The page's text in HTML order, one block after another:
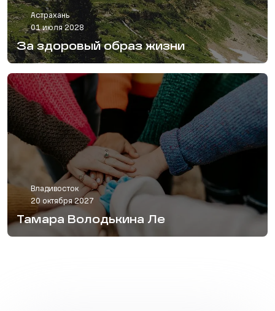
Астрахань
01 июля 2028
За здоровый образ жизни
Владивосток
20 октября 2027
Тамара Володькина Ле